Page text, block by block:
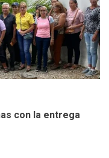
con la entrega